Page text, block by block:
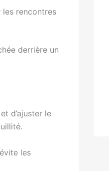
rencontres
derrière un
d’ajuster le
les